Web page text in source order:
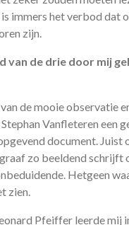
immers het verbod dat
zijn.
van de drie door mij
de mooie observatie
Vanfleteren een
document. Juist
zo beeldend schrijft
Hetgeen
zien.
Pfeiffer leerde mij